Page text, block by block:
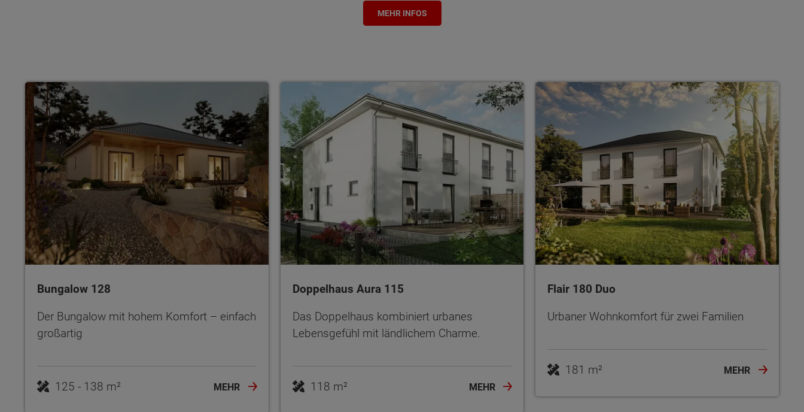
MEHR INFOS
Bungalow 128
Der Bungalow mit hohem Komfort – einfach
großartig
125 - 138 m² MEHR
Doppelhaus Aura 115
Das Doppelhaus kombiniert urbanes
Lebensgefühl mit ländlichem Charme.
118 m² MEHR
Flair 180 Duo
Urbaner Wohnkomfort für zwei Familien
181 m² MEHR